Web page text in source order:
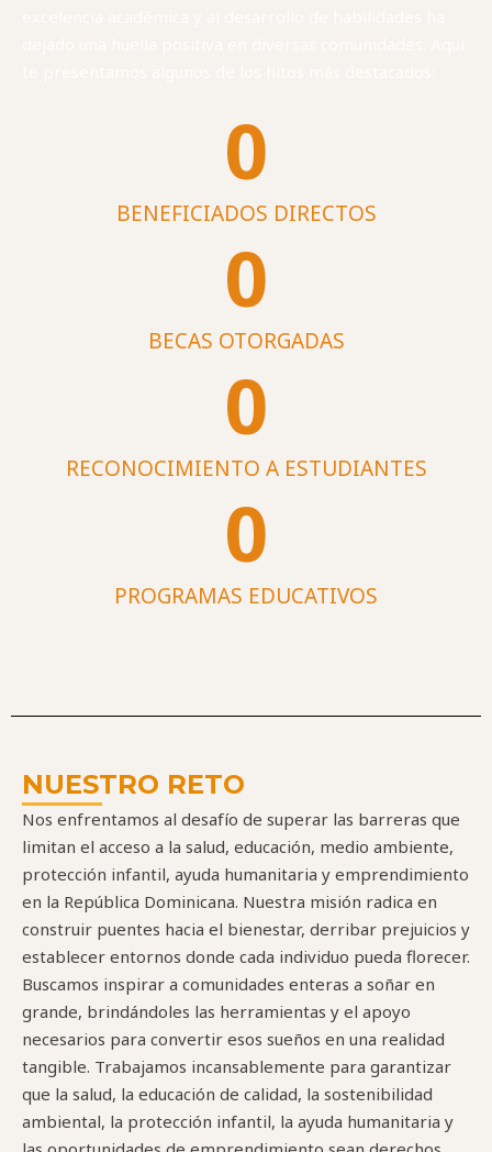
BENEFICIADOS DIRECTOS
0
BECAS OTORGADAS
0
RECONOCIMIENTO A ESTUDIANTES
0
PROGRAMAS EDUCATIVOS
0
NUESTRO RETO
Nos enfrentamos al desafío de superar las barreras que
limitan el acceso a la salud, educación, medio ambiente,
protección infantil, ayuda humanitaria y emprendimiento
en la República Dominicana. Nuestra misión radica en
construir puentes hacia el bienestar, derribar prejuicios y
establecer entornos donde cada individuo pueda florecer.
Buscamos inspirar a comunidades enteras a soñar en
grande, brindándoles las herramientas y el apoyo
necesarios para convertir esos sueños en una realidad
tangible. Trabajamos incansablemente para garantizar
que la salud, la educación de calidad, la sostenibilidad
ambiental, la protección infantil, la ayuda humanitaria y